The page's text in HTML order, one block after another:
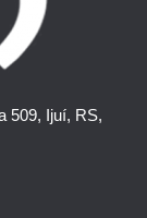
509, Ijuí, RS,